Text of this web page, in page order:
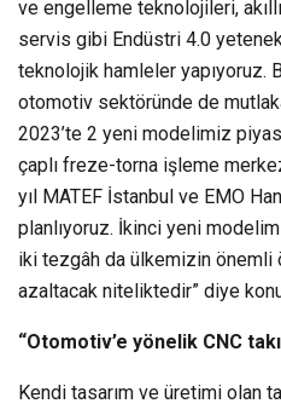
ve engelleme teknolojileri,
servis gibi Endüstri 4.0
teknolojik hamleler yapıyoruz.
otomotiv sektöründe de
2023’te 2 yeni modelimiz
çaplı freze-torna işleme
yıl MATEF İstanbul ve EMO
planlıyoruz. İkinci yeni
iki tezgâh da ülkemizin önemli
azaltacak niteliktedir” diye
“Otomotiv’e yönelik CNC
Kendi tasarım ve üretimi olan